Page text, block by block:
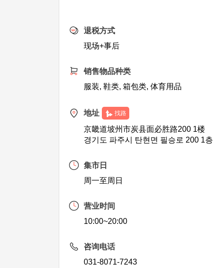
退税方式
现场+事后
销售物品种类
服装, 鞋类, 箱包类, 体育用品
地址 找路
京畿道坡州市炭县面必胜路200 1楼
경기도 파주시 탄현면 필승로 200 1층
集市日
周一至周日
营业时间
10:00~20:00
咨询电话
031-8071-7243